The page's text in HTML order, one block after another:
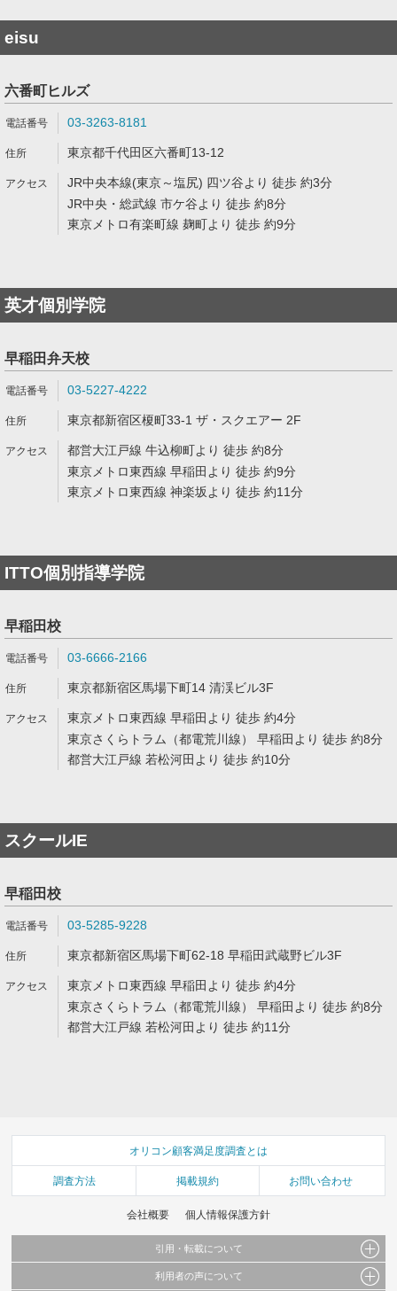
eisu
六番町ヒルズ
03-3263-8181
東京都千代田区六番町13-12
JR中央本線(東京～塩尻) 四ツ谷より 徒歩 約3分
JR中央・総武線 市ケ谷より 徒歩 約8分
東京メトロ有楽町線 麹町より 徒歩 約9分
英才個別学院
早稲田弁天校
03-5227-4222
東京都新宿区榎町33-1 ザ・スクエアー 2F
都営大江戸線 牛込柳町より 徒歩 約8分
東京メトロ東西線 早稲田より 徒歩 約9分
東京メトロ東西線 神楽坂より 徒歩 約11分
ITTO個別指導学院
早稲田校
03-6666-2166
東京都新宿区馬場下町14 清渓ビル3F
東京メトロ東西線 早稲田より 徒歩 約4分
東京さくらトラム（都電荒川線） 早稲田より 徒歩 約8分
都営大江戸線 若松河田より 徒歩 約10分
スクールIE
早稲田校
03-5285-9228
東京都新宿区馬場下町62-18 早稲田武蔵野ビル3F
東京メトロ東西線 早稲田より 徒歩 約4分
東京さくらトラム（都電荒川線） 早稲田より 徒歩 約8分
都営大江戸線 若松河田より 徒歩 約11分
オリコン顧客満足度調査とは
調査方法 掲載規約 お問い合わせ
会社概要 個人情報保護方針
引用・転載について
当サイトで公開されている情報（文字、写真、イラスト、画像データ等）及びこれらの配
利用者の声について